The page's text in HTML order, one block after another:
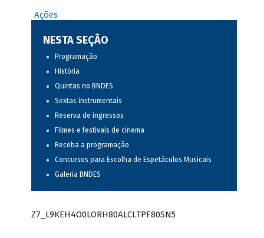
Ações
NESTA SEÇÃO
Programação
História
Quintas no BNDES
Sextas instrumentais
Reserva de ingressos
Filmes e festivais de cinema
Receba a programação
Concursos para Escolha de Espetáculos Musicais
Galeria BNDES
Z7_L9KEH4O0LORH80ALCLTPF80SN5